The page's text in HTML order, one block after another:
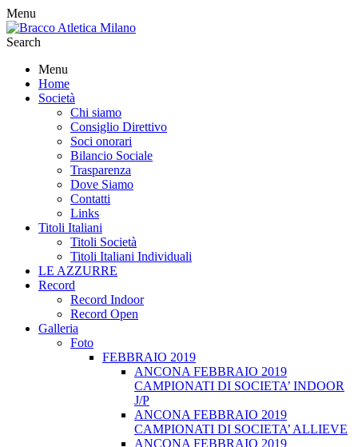
Menu
Search
Menu
Home
Società
Chi siamo
Consiglio Direttivo
Soci onorari
Bilancio Sociale
Trasparenza
Dove Siamo
Contatti
Links
Titoli Italiani
Titoli Società
Titoli Italiani Individuali
LE AZZURRE
Record
Record Indoor
Record Open
Galleria
Foto
FEBBRAIO 2019
ANCONA FEBBRAIO 2019
CAMPIONATI DI SOCIETA’ INDOOR
J/P
ANCONA FEBBRAIO 2019
CAMPIONATI DI SOCIETA’ ALLIEVE
ANCONA FEBBRAIO 2019